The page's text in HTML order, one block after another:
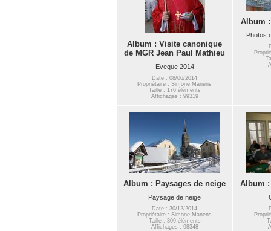
Album : Visite canonique
de MGR Jean Paul Mathieu
Eveque 2014
Date : 08/06/2014
Propriétaire : Simone Manens
Taille : 176 éléments
Affichages : 99319
Album :
Photos
Album : Paysages de neige
Paysage de neige
Date : 30/12/2014
Propriétaire : Simone Manens
Taille : 309 éléments
Affichages : 98348
Album :